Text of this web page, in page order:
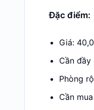
Đặc điểm:
Giá:
Cần đầy
Phòng
Cần